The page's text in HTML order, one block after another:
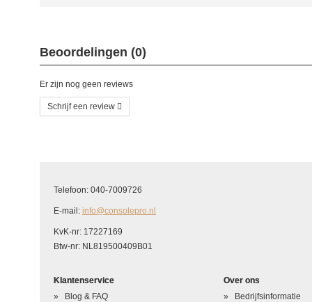
Beoordelingen (0)
Er zijn nog geen reviews
Schrijf een review
Hoe waardeert u dit product?
Uw beoordeling in één zin
Telefoon: 040-7009726
E-mail: info@consolepro.nl
KvK-nr: 17227169
Btw-nr: NL819500409B01
Klantenservice
Blog & FAQ
Over ons
Bedrijfsinformatie